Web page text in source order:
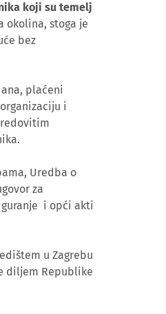
koji su temelj
okolina, stoga je
bez
plaćeni
i
Uredba o
za
i opći akti
u Zagrebu
diljem Republike